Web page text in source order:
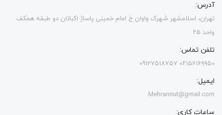
آدرس:
تهران، اسلامشهر شهرک واوان خ امام خمینی پاساژ اکباتان دو طبقه همکف
واحد ۲۵
تلفن تماس:
۰۲۱۵۶۱۶۹۹۵۰ 09127518757
ایمیل:
Mehrannut@gmail.com
ساعات کاری: